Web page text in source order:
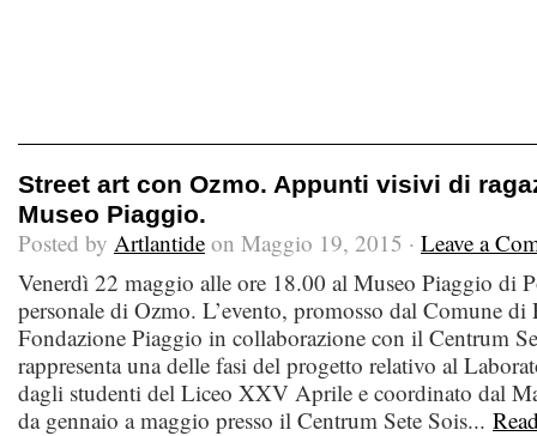
Street art con Ozmo. Appunti visivi di
Museo Piaggio.
Posted by Artlantide on Maggio 19, 2015 · Leave a
Venerdì 22 maggio alle ore 18.00 al Museo Piaggio di
personale di Ozmo. L’evento, promosso dal Comune di
Fondazione Piaggio in collaborazione con il Centrum
rappresenta una delle fasi del progetto relativo al
dagli studenti del Liceo XXV Aprile e coordinato dal
da gennaio a maggio presso il Centrum Sete Sois...